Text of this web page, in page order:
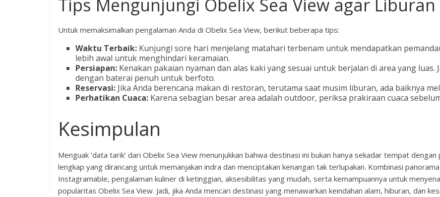
Tips Mengunjungi Obelix Sea View agar
Untuk memaksimalkan pengalaman Anda di Obelix Sea View, berikut beberapa tips:
Waktu Terbaik: Kunjungi sore hari menjelang matahari terbenam untuk mendapatkan
lebih awal untuk menghindari keramaian.
Persiapan: Kenakan pakaian nyaman dan alas kaki yang sesuai untuk berjalan di area yang
dengan baterai penuh untuk berfoto.
Reservasi: Jika Anda berencana makan di restoran, terutama saat musim liburan, ada baiknya
Perhatikan Cuaca: Karena sebagian besar area adalah outdoor, periksa prakiraan cuaca
Kesimpulan
Menguak ‘data tarik’ dari Obelix Sea View menunjukkan bahwa destinasi ini bukan hanya sekadar tempat
lengkap yang dirancang untuk memanjakan indra dan menciptakan kenangan tak terlupakan. Kombinasi
Instagramable, pengalaman kuliner di ketinggian, aksesibilitas yang mudah, serta kemampuannya untuk
popularitas Obelix Sea View. Jadi, jika Anda mencari destinasi yang menawarkan keindahan alam, hiburan, dan